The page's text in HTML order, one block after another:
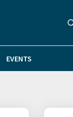
EVENTS